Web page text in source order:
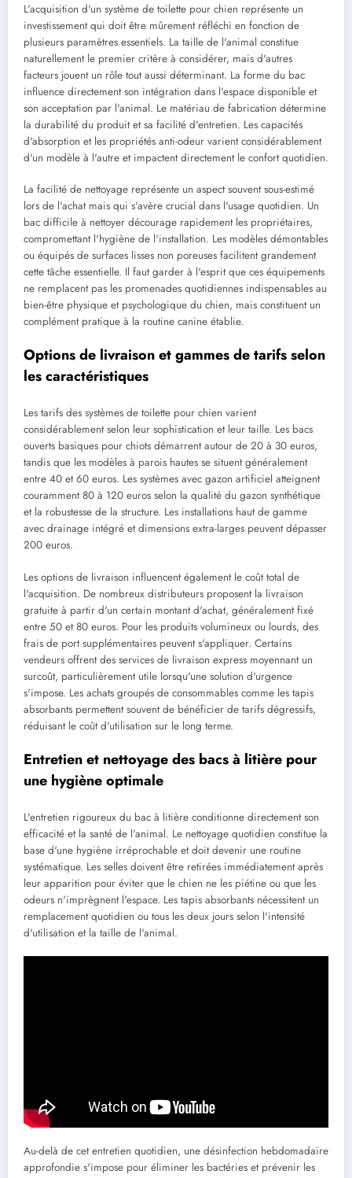
L'acquisition d'un système de toilette pour chien représente un
investissement qui doit être mûrement réfléchi en fonction de
plusieurs paramètres essentiels. La taille de l'animal constitue
naturellement le premier critère à considérer, mais d'autres
facteurs jouent un rôle tout aussi déterminant. La forme du bac
influence directement son intégration dans l'espace disponible et
son acceptation par l'animal. Le matériau de fabrication détermine
la durabilité du produit et sa facilité d'entretien. Les capacités
d'absorption et les propriétés anti-odeur varient considérablement
d'un modèle à l'autre et impactent directement le confort quotidien.
La facilité de nettoyage représente un aspect souvent sous-estimé
lors de l'achat mais qui s'avère crucial dans l'usage quotidien. Un
bac difficile à nettoyer décourage rapidement les propriétaires,
compromettant l'hygiène de l'installation. Les modèles démontables
ou équipés de surfaces lisses non poreuses facilitent grandement
cette tâche essentielle. Il faut garder à l'esprit que ces équipements
ne remplacent pas les promenades quotidiennes indispensables au
bien-être physique et psychologique du chien, mais constituent un
complément pratique à la routine canine établie.
Options de livraison et gammes de tarifs selon
les caractéristiques
Les tarifs des systèmes de toilette pour chien varient
considérablement selon leur sophistication et leur taille. Les bacs
ouverts basiques pour chiots démarrent autour de 20 à 30 euros,
tandis que les modèles à parois hautes se situent généralement
entre 40 et 60 euros. Les systèmes avec gazon artificiel atteignent
couramment 80 à 120 euros selon la qualité du gazon synthétique
et la robustesse de la structure. Les installations haut de gamme
avec drainage intégré et dimensions extra-larges peuvent dépasser
200 euros.
Les options de livraison influencent également le coût total de
l'acquisition. De nombreux distributeurs proposent la livraison
gratuite à partir d'un certain montant d'achat, généralement fixé
entre 50 et 80 euros. Pour les produits volumineux ou lourds, des
frais de port supplémentaires peuvent s'appliquer. Certains
vendeurs offrent des services de livraison express moyennant un
surcoût, particulièrement utile lorsqu'une solution d'urgence
s'impose. Les achats groupés de consommables comme les tapis
absorbants permettent souvent de bénéficier de tarifs dégressifs,
réduisant le coût d'utilisation sur le long terme.
Entretien et nettoyage des bacs à litière pour
une hygiène optimale
L'entretien rigoureux du bac à litière conditionne directement son
efficacité et la santé de l'animal. Le nettoyage quotidien constitue la
base d'une hygiène irréprochable et doit devenir une routine
systématique. Les selles doivent être retirées immédiatement après
leur apparition pour éviter que le chien ne les piétine ou que les
odeurs n'imprègnent l'espace. Les tapis absorbants nécessitent un
remplacement quotidien ou tous les deux jours selon l'intensité
d'utilisation et la taille de l'animal.
Au-delà de cet entretien quotidien, une désinfection hebdomadaire
approfondie s'impose pour éliminer les bactéries et prévenir les